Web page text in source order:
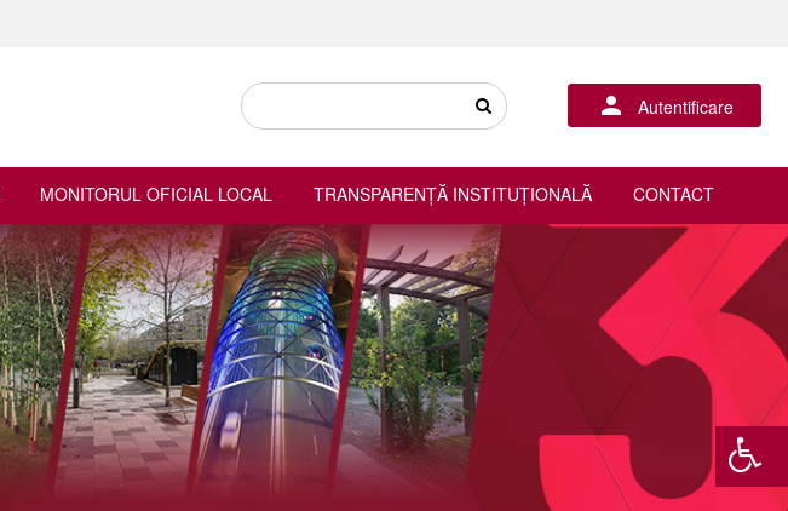
Autentificare
MONITORUL OFICIAL LOCAL TRANSPARENȚĂ INSTITUȚIONALĂ CONTACT